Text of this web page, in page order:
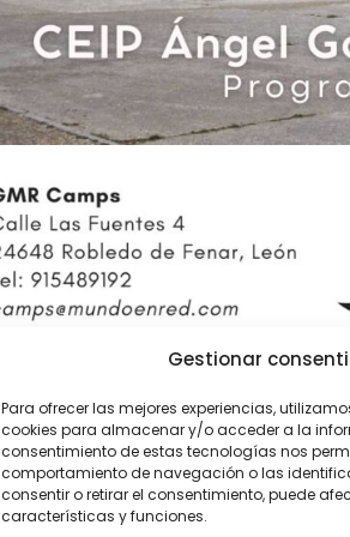
Gestionar
Para ofrecer las mejores experiencias,
cookies para almacenar y/o acceder a la
consentimiento de estas tecnologías nos
comportamiento de navegación o las
consentir o retirar el consentimiento, puede
características y funciones.